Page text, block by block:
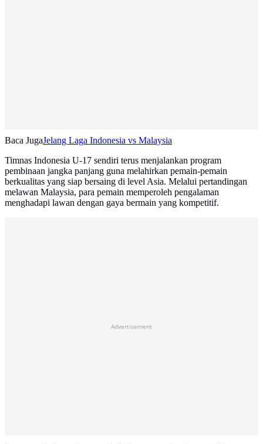
Baca JugaJelang Laga Indonesia vs Malaysia
Timnas Indonesia U-17 sendiri terus menjalankan program
pembinaan jangka panjang guna melahirkan pemain-pemain
berkualitas yang siap bersaing di level Asia. Melalui pertandingan
melawan Malaysia, para pemain memperoleh pengalaman
menghadapi lawan dengan gaya bermain yang kompetitif.
Advertisement